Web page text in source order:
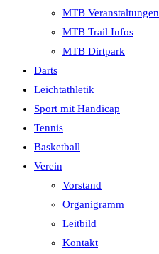
MTB Veranstaltungen
MTB Trail Infos
MTB Dirtpark
Darts
Leichtathletik
Sport mit Handicap
Tennis
Basketball
Verein
Vorstand
Organigramm
Leitbild
Kontakt